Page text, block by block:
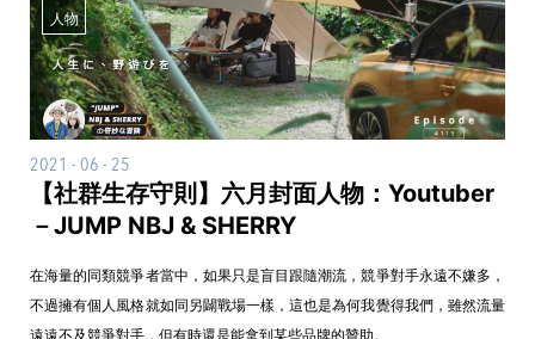
人物
2021 - 06 - 25
【社群生存守則】六月封面人物：Youtuber
－JUMP NBJ & SHERRY
在海量的同類競爭者當中，如果只是盲目跟隨潮流，競爭對手永遠不嫌多，
不過擁有個人風格就如同另闢戰場一樣，這也是為何我覺得我們，雖然流量
遠遠不及競爭對手，但有時還是能拿到某些品牌的贊助。